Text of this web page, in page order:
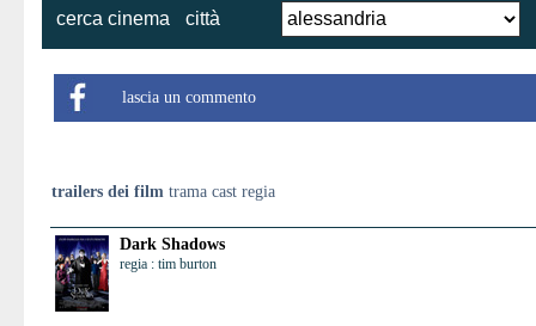
cerca cinema città
lascia un commento
trailers dei film trama cast regia
Dark Shadows
regia : tim burton